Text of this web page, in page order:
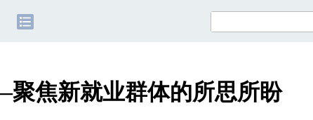
焦新就业群体的所思所盼